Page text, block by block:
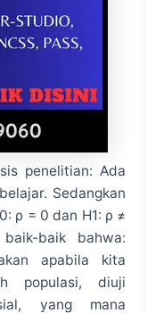
penelitian: Ada
Sedangkan
ρ = 0 dan H1: ρ ≠
baik bahwa:
apabila kita
populasi, diuji
yang mana